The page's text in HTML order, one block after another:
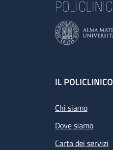
Footer
IL POLICLINICO
Chi siamo
Dove siamo
Carta dei servizi